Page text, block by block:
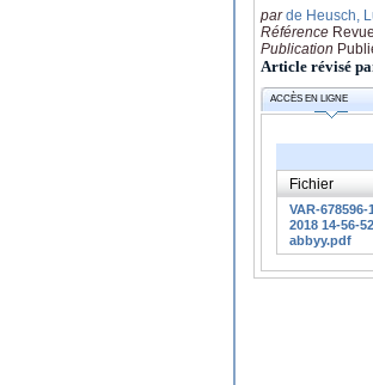
parde Heusch,
Référence
Publication
Article révisé
ACCÈS EN LIGNE
Fichier
VAR-678596-
2018 14-56-
abbyy.pdf